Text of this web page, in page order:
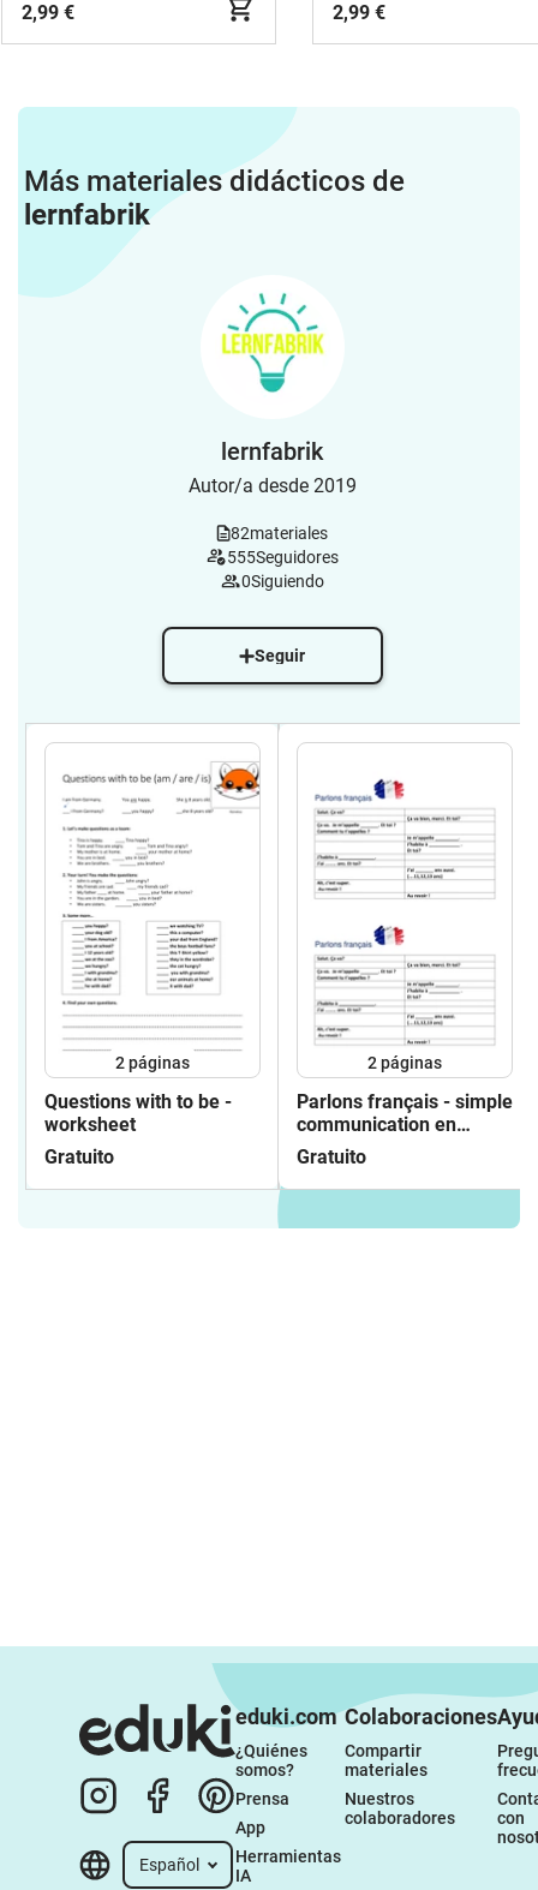
2,99 € 2,99 €
Más materiales didácticos de
lernfabrik
lernfabrik
Autor/a desde 2019
82materiales
555Seguidores
0Siguiendo
Seguir
2páginas
Questions with to be -
worksheet
Gratuito
2páginas
Parlons français - simple
communication en
français
Gratuito
Español
eduki.com
¿Quiénes
somos?
Prensa
App
Herramientas
IA
Colaboraciones
Compartir
materiales
Nuestros
colaboradores
con